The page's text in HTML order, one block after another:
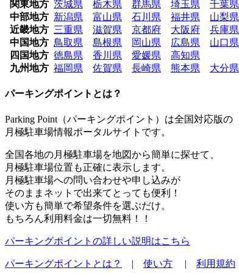
関東地方 茨城県 栃木県 群馬県 埼玉県 千葉県
中部地方 新潟県 富山県 石川県 福井県 山梨県
近畿地方 三重県 滋賀県 京都府 大阪府 兵庫県
中国地方 鳥取県 島根県 岡山県 広島県
山口県
四国地方 徳島県 香川県 愛媛県
高知県
九州地方 福岡県 佐賀県 長崎県 熊本県 大分県
パーキングポイントとは？
Parking Point（パーキングポイント）は全国対応版の
月極駐車場情報ポータルサイトです。
全国各地の月極駐車場を地図から簡単に探せて、
月極駐車場位置も正確に表示します。
月極駐車場への問い合わせや申し込みが
そのままネットで出来てとっても便利！
使い方も簡単で希望条件を選ぶだけ。
もちろん利用料金は一切無料！！
パーキングポイントの詳しい説明はこちら
パーキングポイントとは？ | 使い方 | 利用規約